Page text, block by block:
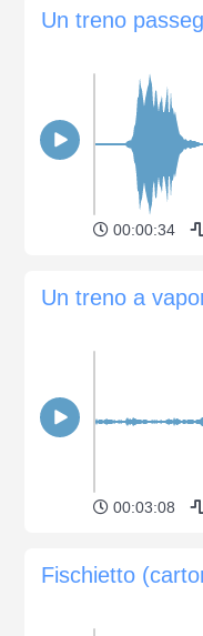
00:00:34
00:03:08
Fischietto